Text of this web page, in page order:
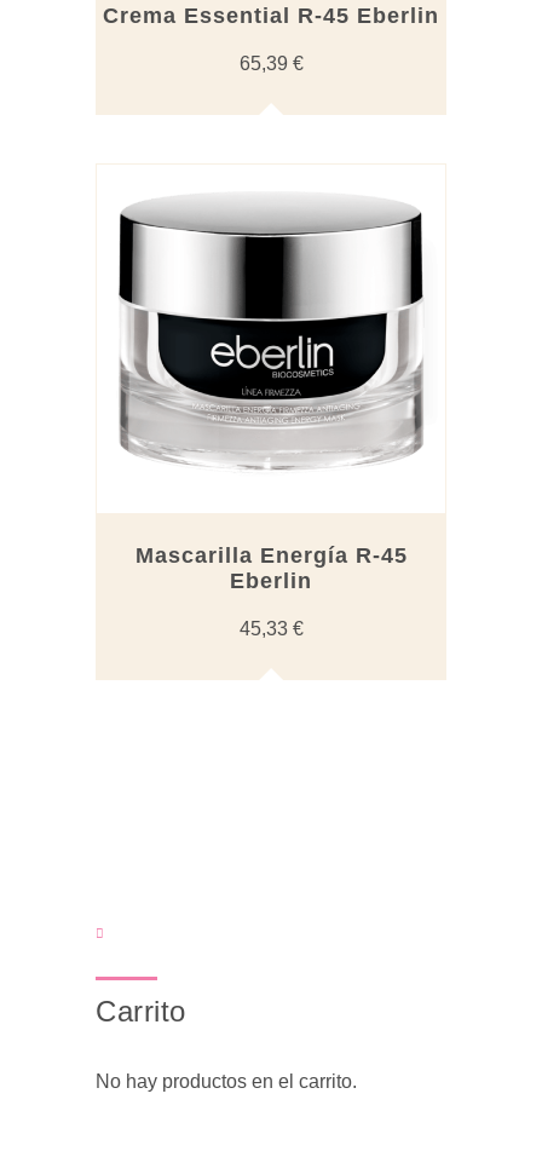
Crema Essential R-45 Eberlin
65,39 €
Mascarilla Energía R-45
Eberlin
45,33 €
Carrito
No hay productos en el carrito.